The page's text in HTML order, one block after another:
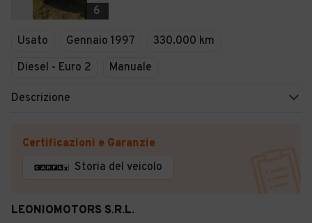
6
Usato Gennaio 1997
330.000 km
Diesel - Euro 2
Manuale
Descrizione
Certificazioni e Garanzie
Storia del veicolo
LEONIOMOTORS S.R.L.